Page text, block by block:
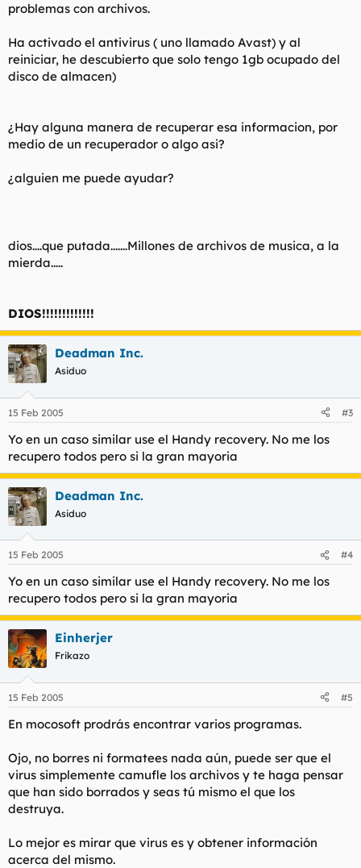
problemas con archivos.
Ha activado el antivirus ( uno llamado Avast) y al
reiniciar, he descubierto que solo tengo 1gb ocupado del
disco de almacen)
¿Hay alguna manera de recuperar esa informacion, por
medio de un recuperador o algo asi?
¿alguien me puede ayudar?
dios....que putada.......Millones de archivos de musica, a la
mierda.....
DIOS!!!!!!!!!!!!!
Deadman Inc.
Asiduo
15 Feb 2005 #3
Yo en un caso similar use el Handy recovery. No me los
recupero todos pero si la gran mayoria
Deadman Inc.
Asiduo
15 Feb 2005 #4
Yo en un caso similar use el Handy recovery. No me los
recupero todos pero si la gran mayoria
Einherjer
Frikazo
15 Feb 2005 #5
En mocosoft prodrás encontrar varios programas.
Ojo, no borres ni formatees nada aún, puede ser que el
virus simplemente camufle los archivos y te haga pensar
que han sido borrados y seas tú mismo el que los
destruya.
Lo mejor es mirar que virus es y obtener información
acerca del mismo.